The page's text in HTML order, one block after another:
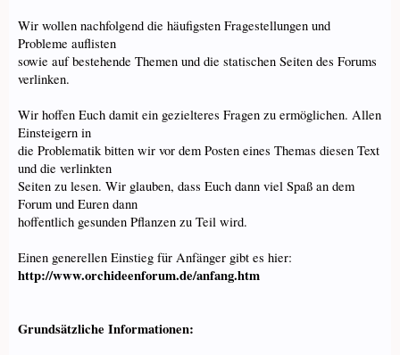
Wir wollen nachfolgend die häufigsten Fragestellungen und
Probleme auflisten
sowie auf bestehende Themen und die statischen Seiten des Forums
verlinken.
Wir hoffen Euch damit ein gezielteres Fragen zu ermöglichen. Allen
Einsteigern in
die Problematik bitten wir vor dem Posten eines Themas diesen Text
und die verlinkten
Seiten zu lesen. Wir glauben, dass Euch dann viel Spaß an dem
Forum und Euren dann
hoffentlich gesunden Pflanzen zu Teil wird.
Einen generellen Einstieg für Anfänger gibt es hier:
http://www.orchideenforum.de/anfang.htm
Grundsätzliche Informationen: